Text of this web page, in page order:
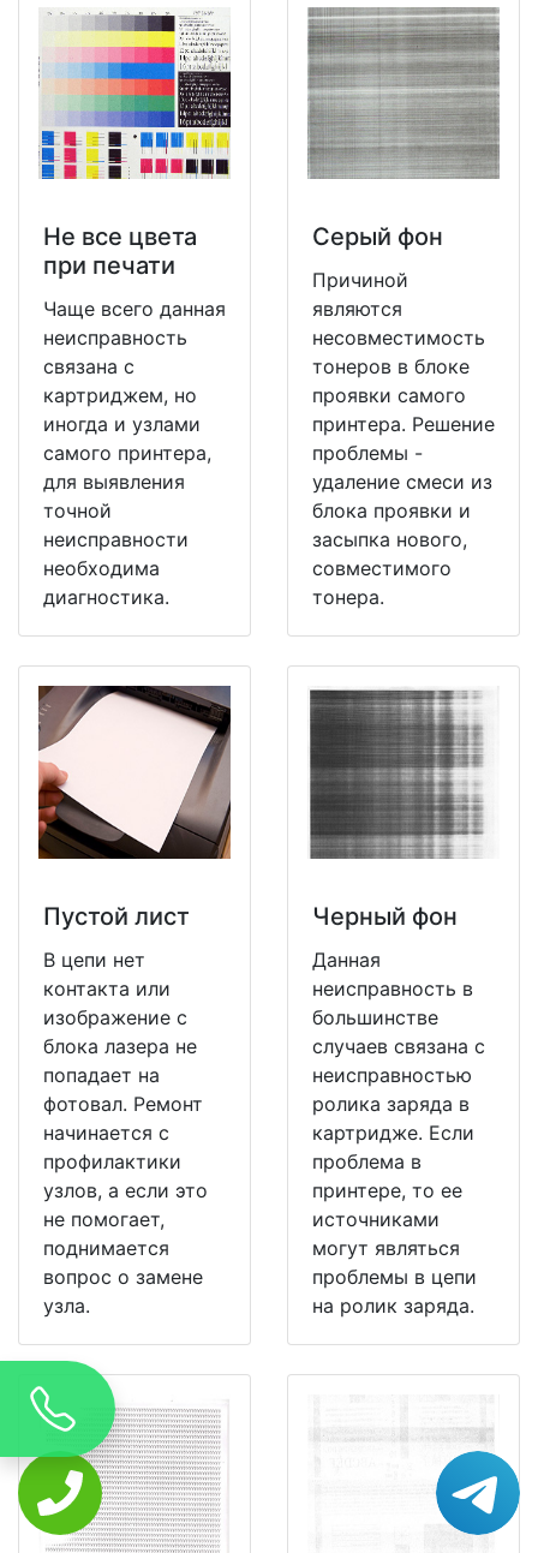
Не все цвета
при печати
Чаще всего данная
неисправность
связана с
картриджем, но
иногда и узлами
самого принтера,
для выявления
точной
неисправности
необходима
диагностика.
Серый фон
Причиной
являются
несовместимость
тонеров в блоке
проявки самого
принтера. Решение
проблемы -
удаление смеси из
блока проявки и
засыпка нового,
совместимого
тонера.
Пустой лист
В цепи нет
контакта или
изображение с
блока лазера не
попадает на
фотовал. Ремонт
начинается с
профилактики
узлов, а если это
не помогает,
поднимается
вопрос о замене
узла.
Черный фон
Данная
неисправность в
большинстве
случаев связана с
неисправностью
ролика заряда в
картридже. Если
проблема в
принтере, то ее
источниками
могут являться
проблемы в цепи
на ролик заряда.